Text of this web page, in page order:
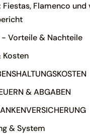
Fiestas, Flamenco
- Vorteile & Nachteile
Kosten
& ABGABEN
& System